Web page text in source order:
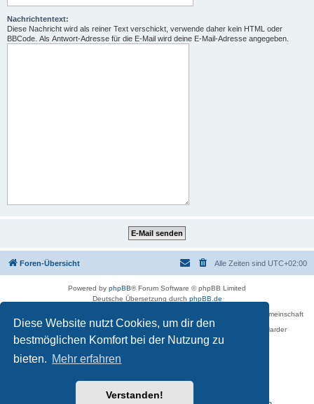
Diese Website nutzt Cookies, um dir den
bestmöglichen Komfort bei der Nutzung zu
bieten. Mehr erfahren
Verstanden!
Nachrichtentext:
Diese Nachricht wird als reiner Text verschickt, verwende daher kein HTML oder
BBCode. Als Antwort-Adresse für die E-Mail wird deine E-Mail-Adresse angegeben.
Foren-Übersicht Alle Zeiten sind UTC+02:00
Powered by phpBB® Forum Software © phpBB Limited
Deutsche Übersetzung durch phpBB.de
Betreiber des Forums für die Karl-May-Vereinigung – Arbeits- und Forschungsgemeinschaft
›Karl May‹ in Sachsen,
in Zusammenarbeit mit der Karl-May-Stiftung Radebeul bei Dresden: Ralf Harder
Impressum